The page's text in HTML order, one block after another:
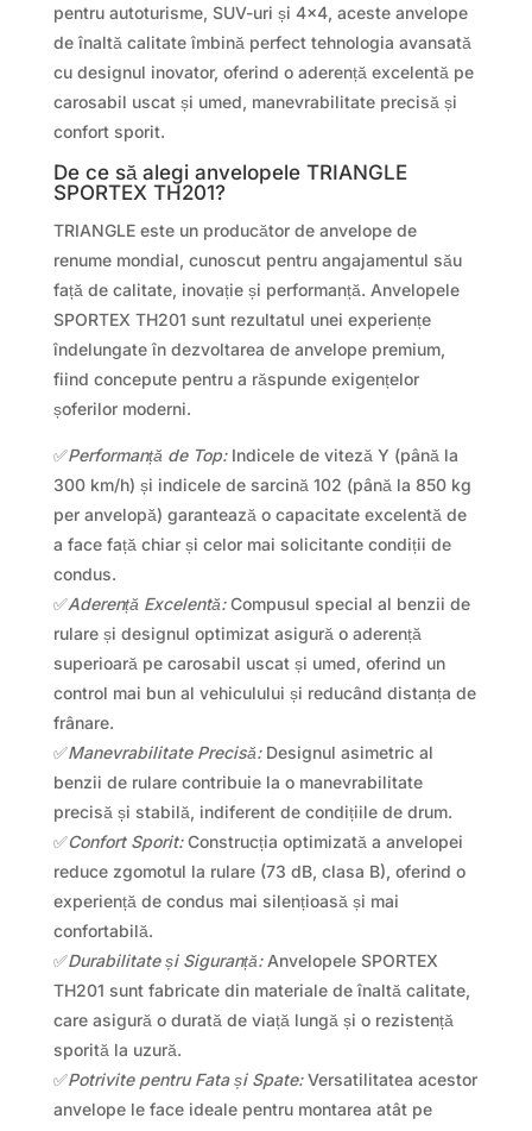
pentru autoturisme, SUV-uri și 4×4, aceste anvelope
de înaltă calitate îmbină perfect tehnologia avansată
cu designul inovator, oferind o aderență excelentă pe
carosabil uscat și umed, manevrabilitate precisă și
confort sporit.
De ce să alegi anvelopele TRIANGLE
SPORTEX TH201?
TRIANGLE este un producător de anvelope de
renume mondial, cunoscut pentru angajamentul său
față de calitate, inovație și performanță. Anvelopele
SPORTEX TH201 sunt rezultatul unei experiențe
îndelungate în dezvoltarea de anvelope premium,
fiind concepute pentru a răspunde exigențelor
șoferilor moderni.
✅Performanță de Top:Indicele de viteză Y (până la
300 km/h) și indicele de sarcină 102 (până la 850 kg
per anvelopă) garantează o capacitate excelentă de
a face față chiar și celor mai solicitante condiții de
condus.
✅Aderență Excelentă:Compusul special al benzii de
rulare și designul optimizat asigură o aderență
superioară pe carosabil uscat și umed, oferind un
control mai bun al vehiculului și reducând distanța de
frânare.
✅Manevrabilitate Precisă:Designul asimetric al
benzii de rulare contribuie la o manevrabilitate
precisă și stabilă, indiferent de condițiile de drum.
✅Confort Sporit:Construcția optimizată a anvelopei
reduce zgomotul la rulare (73 dB, clasa B), oferind o
experiență de condus mai silențioasă și mai
confortabilă.
✅Durabilitate și Siguranță:Anvelopele SPORTEX
TH201 sunt fabricate din materiale de înaltă calitate,
care asigură o durată de viață lungă și o rezistență
sporită la uzură.
✅Potrivite pentru Fata și Spate:Versatilitatea acestor
anvelope le face ideale pentru montarea atât pe